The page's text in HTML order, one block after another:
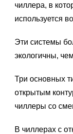
чиллера, в
используется
Эти системы
экологичны,
Три основных
открытым
чиллеры со
В чиллерах с